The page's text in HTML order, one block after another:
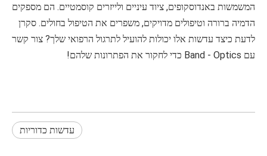
המשמשות באנדוסקופים, ציוד עיניים ולייזרים קוסמטיים. הם מספקים
הדמיה ברורה וטיפולים מדויקים, משפרים את הטיפול בחולים. סקרן
לדעת כיצד עדשות אלו יכולות להועיל לתרגול הרפואי שלך? צור קשר
עם Band - Optics כדי לחקור את הפתרונות שלהם!
עדשות כדוריות